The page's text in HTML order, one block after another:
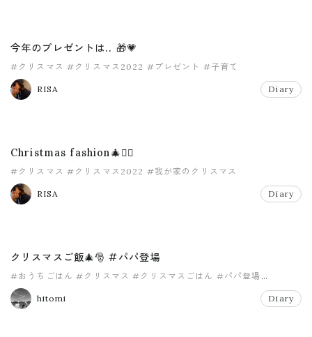
今年のプレゼントは.. 🎁💗
#クリスマス #クリスマス2022 #プレゼント #子育て
RISA Diary
Christmas fashion🎄❤️‍🔥
#クリスマス #クリスマス2022 #我が家のクリスマス
RISA Diary
クリスマスご飯🎄🎅 #パパ登場
#おうちごはん #クリスマス #クリスマスごはん #パパ登場
#兄弟ママ
hitomi
Diary